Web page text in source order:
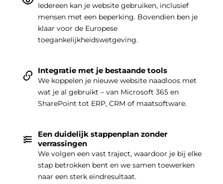
Iedereen kan je website gebruiken, inclusief
mensen met een beperking. Bovendien ben je
klaar voor de Europese
toegankelijkheidswetgeving.
Integratie met je bestaande tools
We koppelen je nieuwe website naadloos met
wat je al gebruikt – van Microsoft 365 en
SharePoint tot ERP, CRM of maatsoftware.
Een duidelijk stappenplan zonder
verrassingen
We volgen een vast traject, waardoor je bij elke
stap betrokken bent en we samen toewerken
naar een sterk eindresultaat.